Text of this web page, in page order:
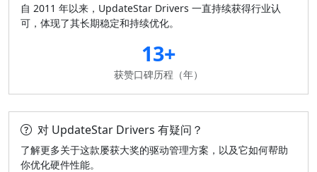
自 2011 年以来，UpdateStar Drivers 一直持续获得行业认
可，体现了其长期稳定和持续优化。
13+
获赞口碑历程（年）
对 UpdateStar Drivers 有疑问？
了解更多关于这款屡获大奖的驱动管理方案，以及它如何帮助
你优化硬件性能。